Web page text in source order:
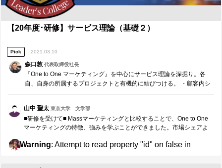
【20年度･研修】サービス理論（基礎２）
Pick 2021.03.10
森口敦代表取締役社長
『One to One マーケティング』を中心にサービス理論を深掘り。各
自、自身の所属するプロジェクトと有機的に結びつける。 ・顧客内シ
山中 聖太東京大学 文学部
■研修を受けて■ Massマーケティングと比較することで、One to One
マーケティングの特徴、強みを学ぶことができました。市場シェアよ
していくこと、サービスとしてモジュールによるカスタム性を持つこ
Warning: Attempt to read property "id" on false in